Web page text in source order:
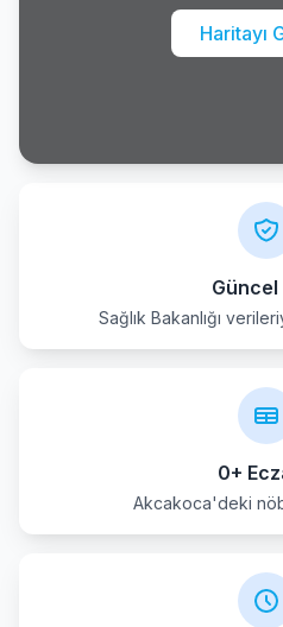
Haritayı
Güncel
Sağlık Bakanlığı
0+
Akcakoca'deki